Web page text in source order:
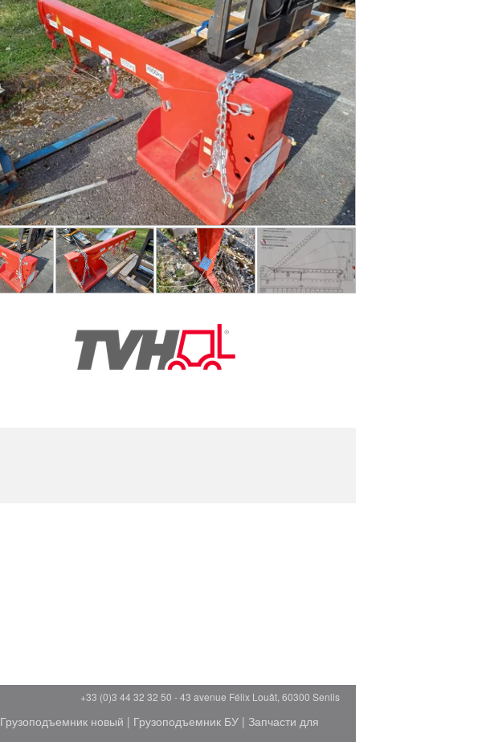
+33 (0)3 44 32 32 50 - 43 avenue Félix Louât, 60300 Senlis
Грузоподъемник новый | Грузоподъемник БУ | Запчасти для